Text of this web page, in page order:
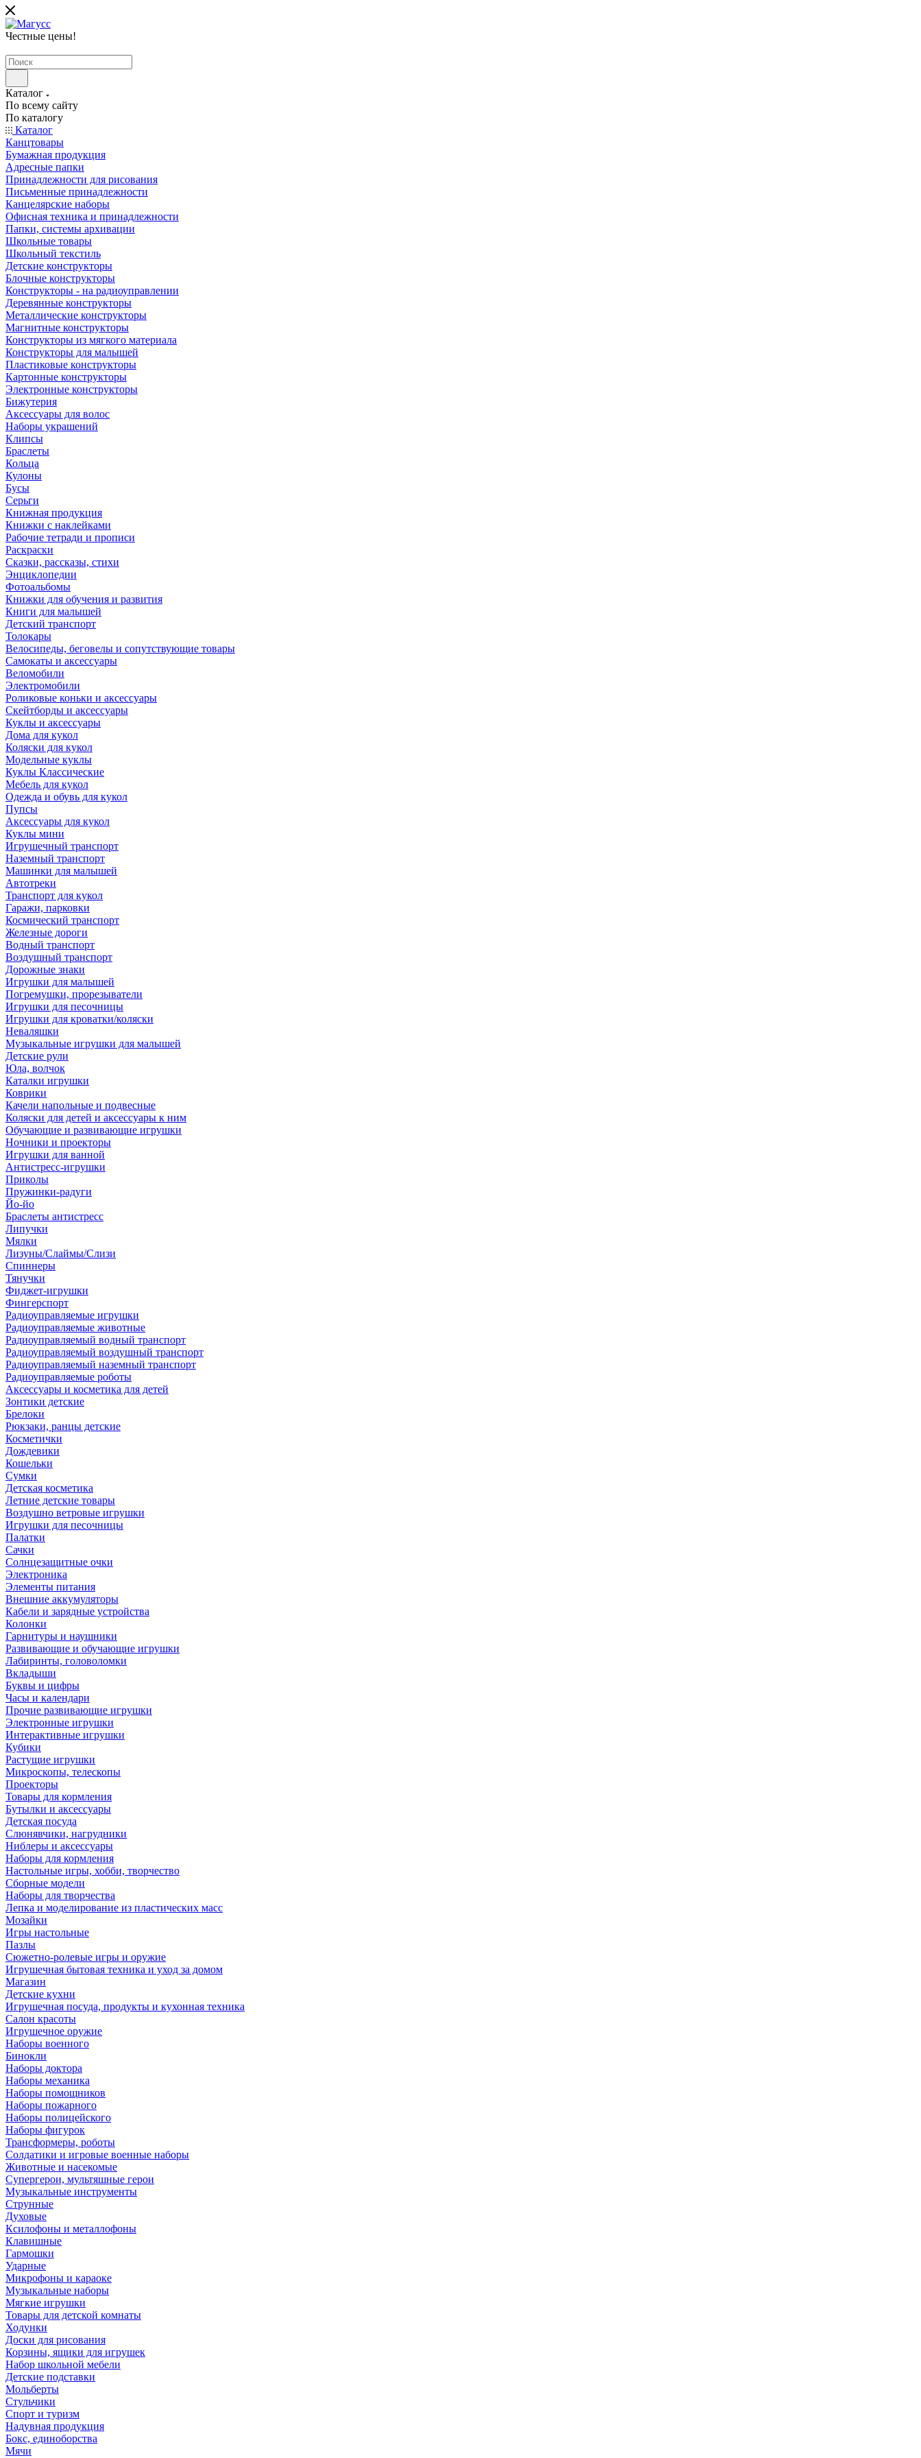
Честные цены!
Каталог
По всему сайту
По каталогу
Каталог
Канцтовары
Бумажная продукция
Адресные папки
Принадлежности для рисования
Письменные принадлежности
Канцелярские наборы
Офисная техника и принадлежности
Папки, системы архивации
Школьные товары
Школьный текстиль
Детские конструкторы
Блочные конструкторы
Конструкторы - на радиоуправлении
Деревянные конструкторы
Металлические конструкторы
Магнитные конструкторы
Конструкторы из мягкого материала
Конструкторы для малышей
Пластиковые конструкторы
Картонные конструкторы
Электронные конструкторы
Бижутерия
Аксессуары для волос
Наборы украшений
Клипсы
Браслеты
Кольца
Кулоны
Бусы
Серьги
Книжная продукция
Книжки с наклейками
Рабочие тетради и прописи
Раскраски
Сказки, рассказы, стихи
Энциклопедии
Фотоальбомы
Книжки для обучения и развития
Книги для малышей
Детский транспорт
Толокары
Велосипеды, беговелы и сопутствующие товары
Самокаты и аксессуары
Веломобили
Электромобили
Роликовые коньки и аксессуары
Скейтборды и аксессуары
Куклы и аксессуары
Дома для кукол
Коляски для кукол
Модельные куклы
Куклы Классические
Мебель для кукол
Одежда и обувь для кукол
Пупсы
Аксессуары для кукол
Куклы мини
Игрушечный транспорт
Наземный транспорт
Машинки для малышей
Автотреки
Транспорт для кукол
Гаражи, парковки
Космический транспорт
Железные дороги
Водный транспорт
Воздушный транспорт
Дорожные знаки
Игрушки для малышей
Погремушки, прорезыватели
Игрушки для песочницы
Игрушки для кроватки/коляски
Неваляшки
Музыкальные игрушки для малышей
Детские рули
Юла, волчок
Каталки игрушки
Коврики
Качели напольные и подвесные
Коляски для детей и аксессуары к ним
Обучающие и развивающие игрушки
Ночники и проекторы
Игрушки для ванной
Антистресс-игрушки
Приколы
Пружинки-радуги
Йо-йо
Браслеты антистресс
Липучки
Мялки
Лизуны/Слаймы/Слизи
Спиннеры
Тянучки
Фиджет-игрушки
Фингерспорт
Радиоуправляемые игрушки
Радиоуправляемые животные
Радиоуправляемый водный транспорт
Радиоуправляемый воздушный транспорт
Радиоуправляемый наземный транспорт
Радиоуправляемые роботы
Аксессуары и косметика для детей
Зонтики детские
Брелоки
Рюкзаки, ранцы детские
Косметички
Дождевики
Кошельки
Сумки
Детская косметика
Летние детские товары
Воздушно ветровые игрушки
Игрушки для песочницы
Палатки
Сачки
Солнцезащитные очки
Электроника
Элементы питания
Внешние аккумуляторы
Кабели и зарядные устройства
Колонки
Гарнитуры и наушники
Развивающие и обучающие игрушки
Лабиринты, головоломки
Вкладыши
Буквы и цифры
Часы и календари
Прочие развивающие игрушки
Электронные игрушки
Интерактивные игрушки
Кубики
Растущие игрушки
Микроскопы, телескопы
Проекторы
Товары для кормления
Бутылки и аксессуары
Детская посуда
Слюнявчики, нагрудники
Ниблеры и аксессуары
Наборы для кормления
Настольные игры, хобби, творчество
Сборные модели
Наборы для творчества
Лепка и моделирование из пластических масс
Мозайки
Игры настольные
Пазлы
Сюжетно-ролевые игры и оружие
Игрушечная бытовая техника и уход за домом
Магазин
Детские кухни
Игрушечная посуда, продукты и кухонная техника
Салон красоты
Игрушечное оружие
Наборы военного
Бинокли
Наборы доктора
Наборы механика
Наборы помощников
Наборы пожарного
Наборы полицейского
Наборы фигурок
Трансформеры, роботы
Солдатики и игровые военные наборы
Животные и насекомые
Супергерои, мультяшные герои
Музыкальные инструменты
Струнные
Духовые
Ксилофоны и металлофоны
Клавишные
Гармошки
Ударные
Микрофоны и караоке
Музыкальные наборы
Мягкие игрушки
Товары для детской комнаты
Ходунки
Доски для рисования
Корзины, ящики для игрушек
Набор школьной мебели
Детские подставки
Мольберты
Стульчики
Спорт и туризм
Надувная продукция
Бокс, единоборства
Мячи